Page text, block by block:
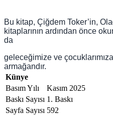
Bu kitap, Çiğdem Toker’in,
kitaplarının ardından önce
da
geleceğimize ve
armağandır.
Künye
Basım Yılı
Kasım 2025
Baskı Sayısı 1. Baskı
Sayfa Sayısı 592